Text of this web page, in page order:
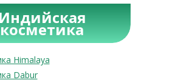
косметика
Himalaya
Dabur